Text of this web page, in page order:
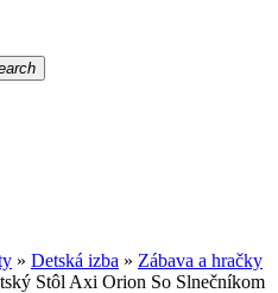
» Detská izba » Zábava a hračky
Stôl Axi Orion So Slnečníkom